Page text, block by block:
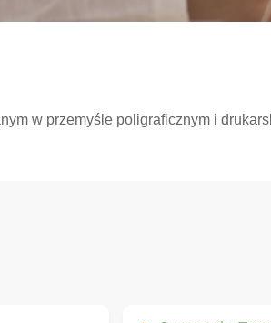
w przemyśle poligraficznym i